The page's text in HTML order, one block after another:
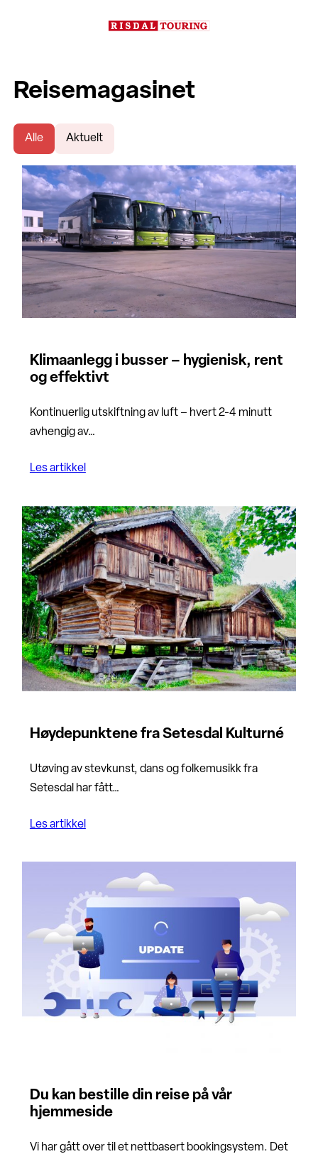
Reisemagasinet
Alle Aktuelt
Klimaanlegg i busser – hygienisk, rent
og effektivt
Kontinuerlig utskiftning av luft – hvert 2-4 minutt
avhengig av…
Les artikkel
Høydepunktene fra Setesdal Kulturné
Utøving av stevkunst, dans og folkemusikk fra
Setesdal har fått…
Les artikkel
Du kan bestille din reise på vår
hjemmeside
Vi har gått over til et nettbasert bookingsystem. Det